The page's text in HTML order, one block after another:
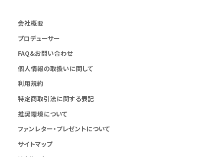
会社概要
プロデューサー
FAQ&お問い合わせ
個人情報の取扱いに関して
利用規約
特定商取引法に関する表記
推奨環境について
ファンレター・プレゼントについて
サイトマップ